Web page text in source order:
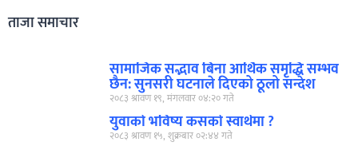
ताजा समाचार
सामाजिक सद्भाव बिना आर्थिक समृद्धि सम्भव
छैन: सुनसरी घटनाले दिएको ठूलो सन्देश
२०८३ श्रावण १९, मंगलवार ०४:२० गते
युवाको भविष्य कसको स्वार्थमा ?
२०८३ श्रावण १५, शुक्रबार ०२:४४ गते